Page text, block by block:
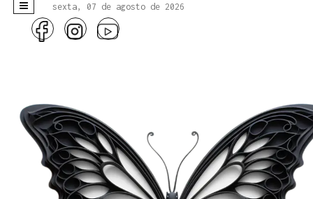
sexta, 07 de agosto de 2026